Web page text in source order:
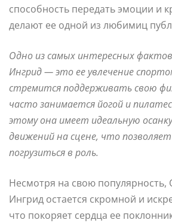
способность передать эмоции и
делают ее одной из любимиц
Одно из самых интересных
Ингрид — это ее увлечение
стремится поддерживать свою
часто занимается йогой и
этому она имеет идеальную
движений на сцене, что
погрузиться в роль.
Несмотря на свою популярность,
Ингрид остается скромной и
что покоряет сердца ее